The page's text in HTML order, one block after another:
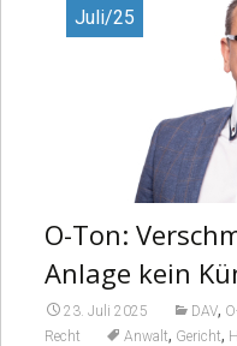
Juli/25
O-Ton:
Anlage kein
23. Juli 2025 DAV,
Recht Anwalt, Gericht,